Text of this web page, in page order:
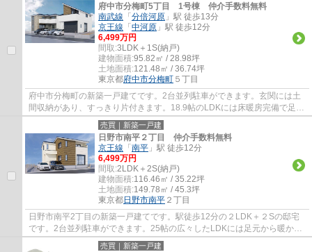
府中市分梅町5丁目 1号棟 仲介手数料無料
南武線 「 分倍河原 」駅 徒歩13分
京王線 「 中河原 」駅 徒歩12分
6,499万円
間取:3LDK＋1S(納戸)
建物面積:95.82㎡ / 28.98坪
土地面積:121.48㎡ / 36.74坪
東京都府中市分梅町 ５丁目
府中市分梅町の新築一戸建てです。2台並列駐車ができます。玄関には土
間収納があり、すっきり片付きます。18.9帖のLDKには床暖房完備で足元
から暖かです。エコジョーズは食洗機等、設...
売買｜新築一戸建
日野市南平２丁目 仲介手数料無料
京王線 「 南平 」駅 徒歩12分
6,499万円
間取:2LDK＋2S(納戸)
建物面積:116.46㎡ / 35.22坪
土地面積:149.78㎡ / 45.3坪
東京都日野市南平 ２丁目
日野市南平2丁目の新築一戸建てです。駅徒歩12分の２LDK＋２Sの邸宅
です。2台並列駐車ができます。25帖の広々したLDKには足元から暖かい
床暖房完備。洗面室にはリネン庫がありタオル類...
売買｜新築一戸建